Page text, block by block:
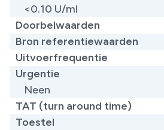
​<0.10 U/ml
Doorbelwaarden
Bron referentiewaarden
Uitvoerfrequentie
Urgentie
Neen
TAT (turn around time)
Toestel